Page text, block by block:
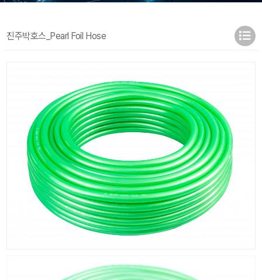
진주박호스_Pearl Foil Hose